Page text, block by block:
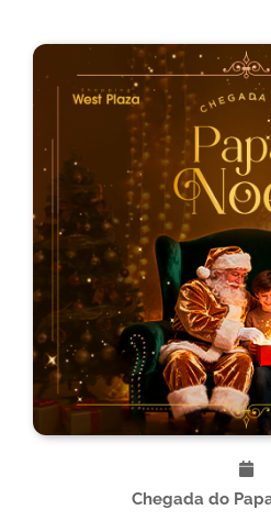
Chegada do